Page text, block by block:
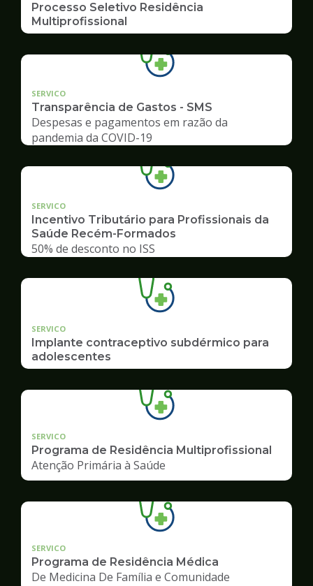
Processo Seletivo Residência
Multiprofissional
SERVICO
Transparência de Gastos - SMS
Despesas e pagamentos em razão da
pandemia da COVID-19
SERVICO
Incentivo Tributário para Profissionais da
Saúde Recém-Formados
50% de desconto no ISS
SERVICO
Implante contraceptivo subdérmico para
adolescentes
SERVICO
Programa de Residência Multiprofissional
Atenção Primária à Saúde
SERVICO
Programa de Residência Médica
De Medicina De Família e Comunidade